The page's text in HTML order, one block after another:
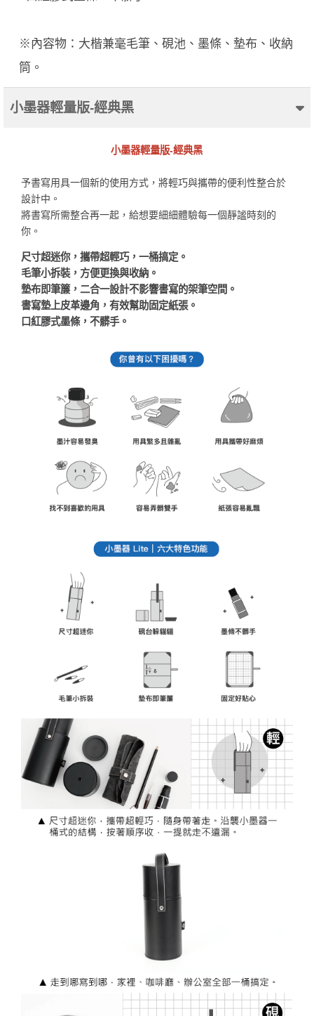
※內容物：大楷兼毫毛筆、硯池、墨條、墊布、收納
筒。
小墨器輕量版-經典黑
小墨器輕量版-經典黑
予書寫用具一個新的使用方式，將輕巧與攜帶的便利性整合於
設計中。
將書寫所需整合再一起，給想要細細體驗每一個靜謐時刻的
你。
尺寸超迷你，攜帶超輕巧，一桶搞定。
毛筆小拆裝，方便更換與收納。
墊布即筆簾，二合一設計不影響書寫的架筆空間。
書寫墊上皮革邊角，有效幫助固定紙張。
口紅膠式墨條，不髒手。